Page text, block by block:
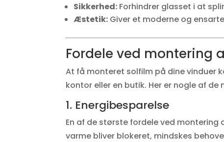
Sikkerhed: Forhindrer glasset i at
Æstetik: Giver et moderne og
Fordele ved montering
At få monteret solfilm på dine vinduer
kontor eller en butik. Her er nogle af
1. Energibesparelse
En af de største fordele ved
varme bliver blokeret, mindskes